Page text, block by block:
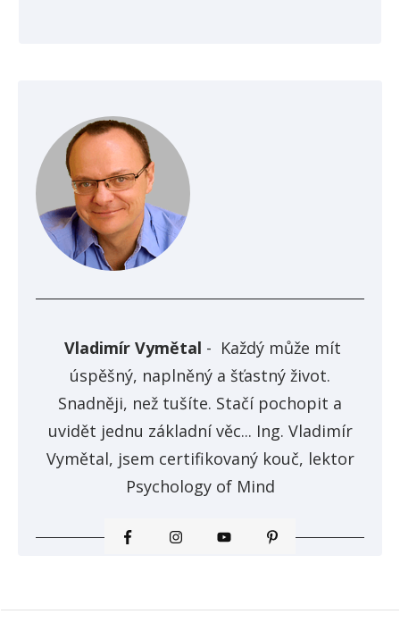
Vladimír Vymětal - Každý může mít
úspěšný, naplněný a šťastný život.
Snadněji, než tušíte. Stačí pochopit a
uvidět jednu základní věc... Ing. Vladimír
Vymětal, jsem certifikovaný kouč, lektor
Psychology of Mind